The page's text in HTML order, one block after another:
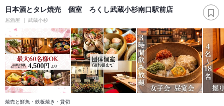
日本酒とタレ焼売 個室 ろくし武蔵小杉南口駅前店
居酒屋 武蔵小杉
焼売と鮮魚・鉄板焼き・貸切